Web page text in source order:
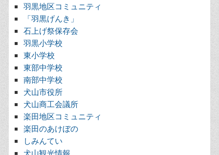
羽黒地区コミュニティ
「羽黒げんき」
石上げ祭保存会
羽黒小学校
東小学校
東部中学校
南部中学校
犬山市役所
犬山商工会議所
楽田地区コミュニティ
楽田のあけぼの
しみんてい